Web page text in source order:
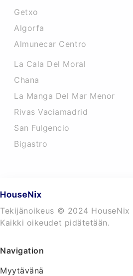
Getxo
Algorfa
Almunecar Centro
La Cala Del Moral
Chana
La Manga Del Mar Menor
Rivas Vaciamadrid
San Fulgencio
Bigastro
Tekijänoikeus © 2024 HouseNix
Kaikki oikeudet pidätetään.
Navigation
Myytävänä